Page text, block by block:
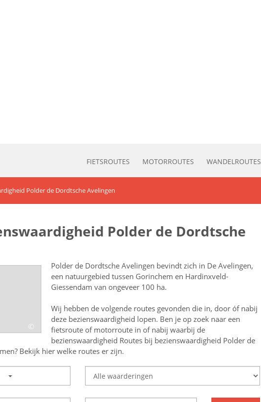
FIETSROUTES MOTORROUTES WANDELROUTES
Polder de Dordtsche Avelingen
Polder de Dordtsche
©
Polder de Dordtsche Avelingen bevindt zich in De Avelingen,
een natuurgebied tussen Gorinchem en Hardinxveld-
Giessendam van ongeveer 100 ha.
Wij hebben de volgende routes gevonden die in, door óf nabij
deze bezienswaardigheid lopen. Ben je op zoek naar een
fietsroute of motorroute in of nabij waarbij de
bezienswaardigheid Routes bij bezienswaardigheid Polder de
Bekijk hier welke routes er zijn.